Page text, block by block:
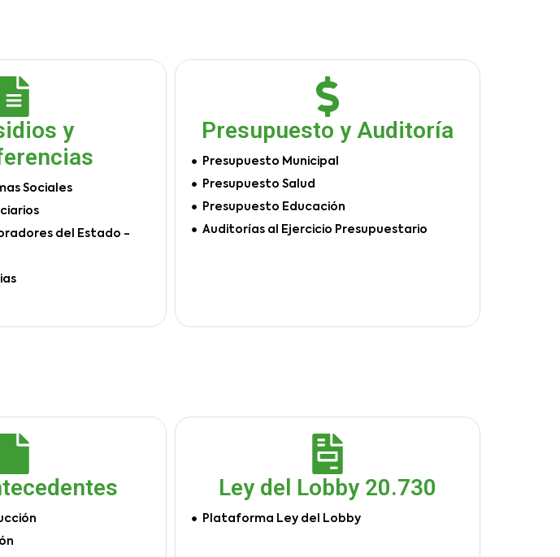
y
Sociales
del Estado -
Presupuesto y Auditoría
Presupuesto Municipal
Presupuesto Salud
Presupuesto Educación
Auditorías al Ejercicio Presupuestario
Ley del Lobby 20.730
Plataforma Ley del Lobby